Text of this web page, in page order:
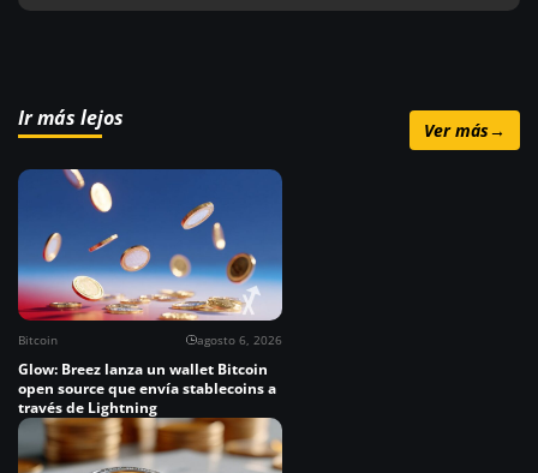
Ir más lejos Ver más→
Bitcoin agosto 6, 2026
Glow: Breez lanza un wallet Bitcoin
open source que envía stablecoins a
través de Lightning